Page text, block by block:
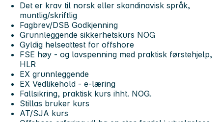
Det er krav til norsk eller skandinavisk språk,
muntlig/skriftlig
Fagbrev/DSB Godkjenning
Grunnleggende sikkerhetskurs NOG
Gyldig helseattest for offshore
FSE høy - og lavspenning med praktisk førstehjelp,
HLR
EX grunnleggende
EX Vedlikehold - e-læring
Fallsikring, praktisk kurs ihht. NOG.
Stillas bruker kurs
AT/SJA kurs